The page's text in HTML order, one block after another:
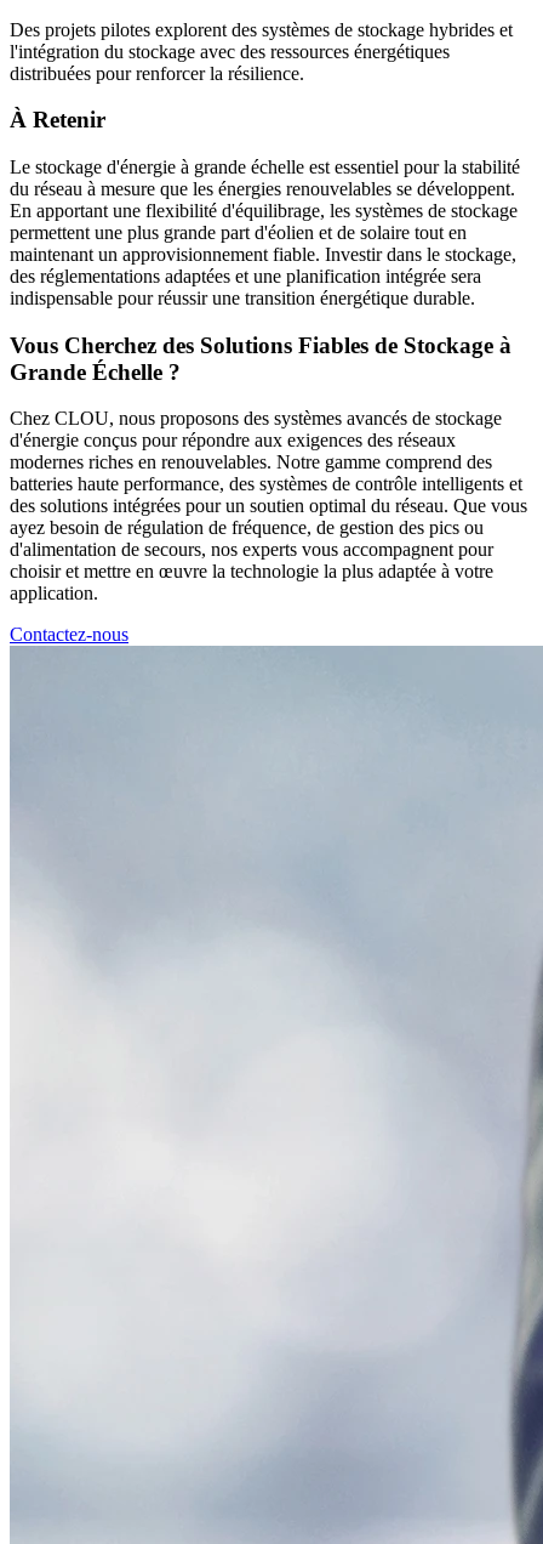
Des projets pilotes explorent des systèmes de stockage hybrides et
l'intégration du stockage avec des ressources énergétiques
distribuées pour renforcer la résilience.
À Retenir
Le stockage d'énergie à grande échelle est essentiel pour la stabilité
du réseau à mesure que les énergies renouvelables se développent.
En apportant une flexibilité d'équilibrage, les systèmes de stockage
permettent une plus grande part d'éolien et de solaire tout en
maintenant un approvisionnement fiable. Investir dans le stockage,
des réglementations adaptées et une planification intégrée sera
indispensable pour réussir une transition énergétique durable.
Vous Cherchez des Solutions Fiables de Stockage à
Grande Échelle ?
Chez CLOU, nous proposons des systèmes avancés de stockage
d'énergie conçus pour répondre aux exigences des réseaux
modernes riches en renouvelables. Notre gamme comprend des
batteries haute performance, des systèmes de contrôle intelligents et
des solutions intégrées pour un soutien optimal du réseau. Que vous
ayez besoin de régulation de fréquence, de gestion des pics ou
d'alimentation de secours, nos experts vous accompagnent pour
choisir et mettre en œuvre la technologie la plus adaptée à votre
application.
Contactez-nous